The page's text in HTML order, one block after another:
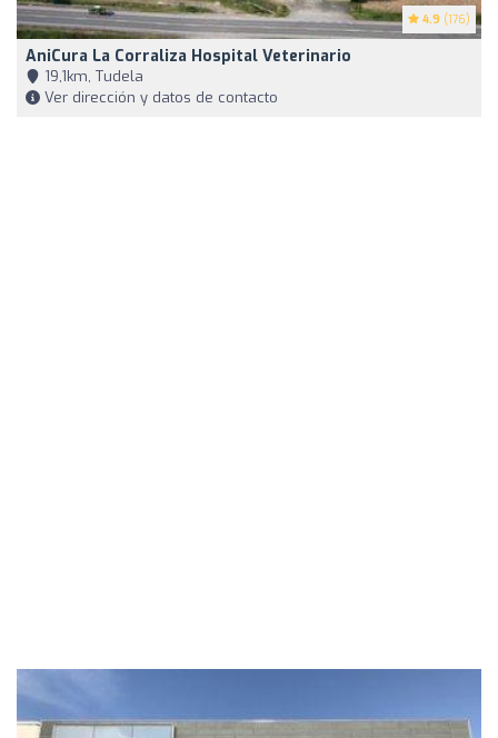
4.9 (176)
AniCura La Corraliza Hospital Veterinario
19,1km, Tudela
Ver dirección y datos de contacto